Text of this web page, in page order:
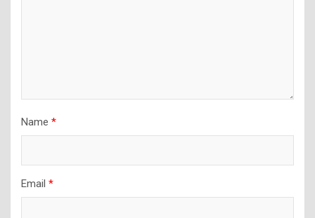
Name *
Email *